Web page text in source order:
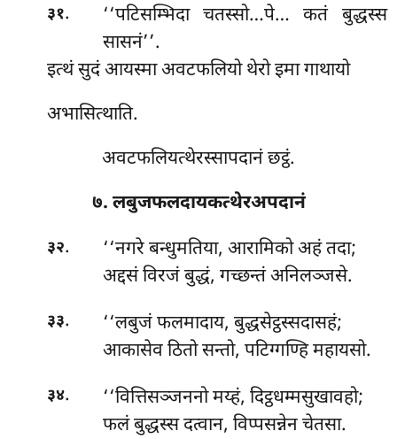
३१.
‘‘पटिसम्भिदा चतस्सो…पे… कतं बुद्धस्स
सासनं’’.
इत्थं सुदं आयस्मा अवटफलियो थेरो इमा गाथायो
अभासित्थाति.
अवटफलियत्थेरस्सापदानं छट्ठं.
७. लबुजफलदायकत्थेरअपदानं
३२. ‘‘नगरेबन्धुमतिया, आरामिको अहं तदा;
अद्दसं विरजं बुद्धं, गच्छन्तं अनिलञ्जसे.
३३.
‘‘लबुजं फलमादाय, बुद्धसेट्ठस्सदासहं;
आकासेव ठितो सन्तो, पटिग्गण्हि महायसो.
३४.
‘‘वित्तिसञ्जननो मय्हं, दिट्ठधम्मसुखावहो;
फलं बुद्धस्स दत्वान, विप्पसन्नेन चेतसा.